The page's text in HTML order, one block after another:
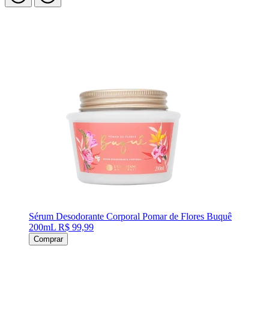
Sérum Desodorante Corporal Pomar de Flores Buquê
200mL R$ 99,99
Comprar